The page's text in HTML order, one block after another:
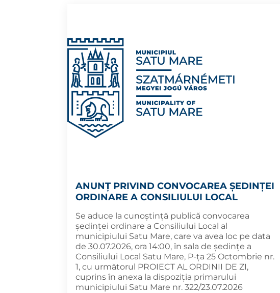
ANUNȚ PRIVIND CONVOCAREA ȘEDINȚEI
ORDINARE A CONSILIULUI LOCAL
Se aduce la cunoștință publică convocarea
ședinței ordinare a Consiliului Local al
municipiului Satu Mare, care va avea loc pe data
de 30.07.2026, ora 14:00, în sala de ședințe a
Consiliului Local Satu Mare, P-ța 25 Octombrie nr.
1, cu următorul PROIECT AL ORDINII DE ZI,
cuprins în anexa la dispoziția primarului
municipiului Satu Mare nr. 322/23.07.2026